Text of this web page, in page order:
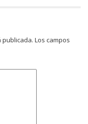
publicada. Los campos